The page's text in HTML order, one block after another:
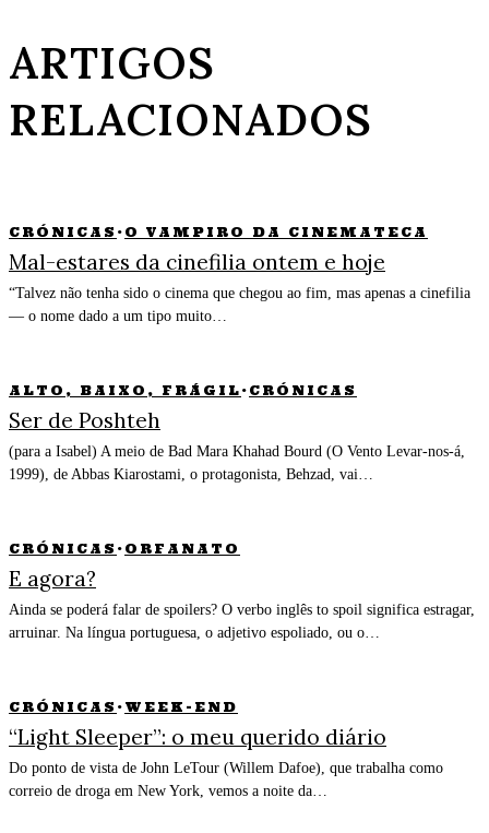
ARTIGOS
RELACIONADOS
CRÓNICAS · O VAMPIRO DA CINEMATECA
Mal-estares da cinefilia ontem e hoje
“Talvez não tenha sido o cinema que chegou ao fim, mas apenas a cinefilia
— o nome dado a um tipo muito…
ALTO, BAIXO, FRÁGIL · CRÓNICAS
Ser de Poshteh
(para a Isabel) A meio de Bad Mara Khahad Bourd (O Vento Levar-nos-á,
1999), de Abbas Kiarostami, o protagonista, Behzad, vai…
CRÓNICAS · ORFANATO
E agora?
Ainda se poderá falar de spoilers? O verbo inglês to spoil significa estragar,
arruinar. Na língua portuguesa, o adjetivo espoliado, ou o…
CRÓNICAS · WEEK-END
“Light Sleeper”: o meu querido diário
Do ponto de vista de John LeTour (Willem Dafoe), que trabalha como
correio de droga em New York, vemos a noite da…